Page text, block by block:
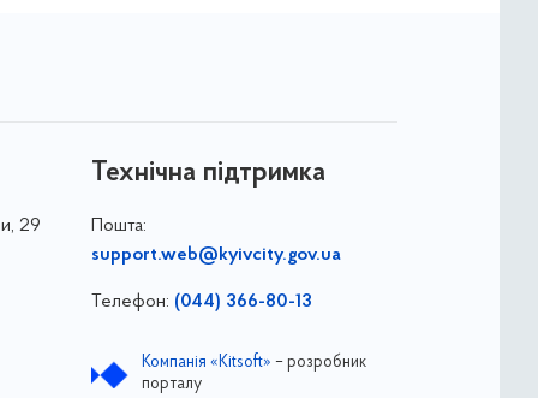
29
Технічна підтримка
Пошта:
support.web@kyivcity.gov.ua
Телефон: (044) 366-80-13
Компанія «Kitsoft» – розробник
порталу